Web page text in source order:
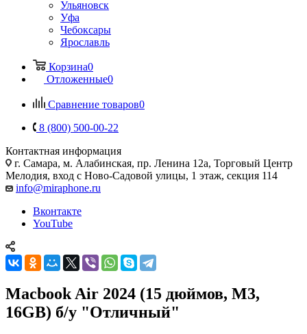
Ульяновск
Уфа
Чебоксары
Ярославль
Корзина0
Отложенные0
Сравнение товаров0
8 (800) 500-00-22
Контактная информация
г. Самара, м. Алабинская, пр. Ленина 12а, Торговый Центр
Мелодия, вход с Ново-Садовой улицы, 1 этаж, секция 114
info@miraphone.ru
Вконтакте
YouTube
Macbook Air 2024 (15 дюймов, M3,
16GB) б/у "Отличный"